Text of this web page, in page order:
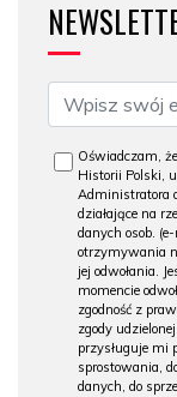
Oświadczam,
Historii Polski,
Administratora
działające na
danych osob.
otrzymywania
jej odwołania.
momencie
zgodność z
zgody
przysługuje mi
sprostowania,
danych, do